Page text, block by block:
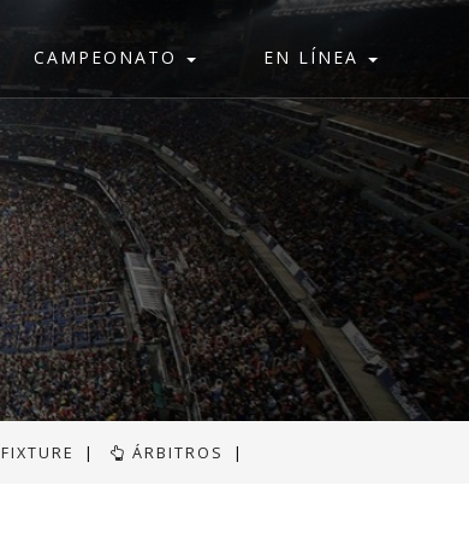
CAMPEONATO EN LÍNEA
FIXTURE | ÁRBITROS |